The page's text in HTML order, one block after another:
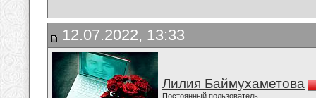
12.07.2022, 13:33
Лилия Баймухаметова
Постоянный пользователь